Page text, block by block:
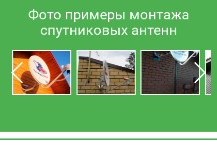
Фото примеры монтажа
спутниковых антенн